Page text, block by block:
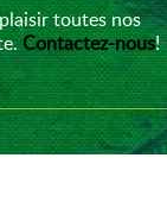
toutes nos
Contactez-nous!